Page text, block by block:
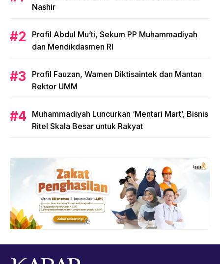
Nashir
Profil Abdul Mu’ti, Sekum PP Muhammadiyah
dan Mendikdasmen RI
Profil Fauzan, Wamen Diktisaintek dan Mantan
Rektor UMM
Muhammadiyah Luncurkan ‘Mentari Mart’, Bisnis
Ritel Skala Besar untuk Rakyat